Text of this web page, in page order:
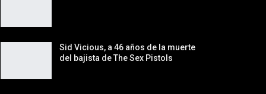
Sid Vicious, a 46 años de la muerte
del bajista de The Sex Pistols